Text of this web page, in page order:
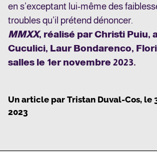
en s’exceptant lui-même des
troubles qu’il prétend dénoncer.
MMXX, réalisé par Christi Puiu,
Cuculici, Laur Bondarenco,
salles le 1ernovembre 2023.
Un article par Tristan Duval-Cos, le
2023